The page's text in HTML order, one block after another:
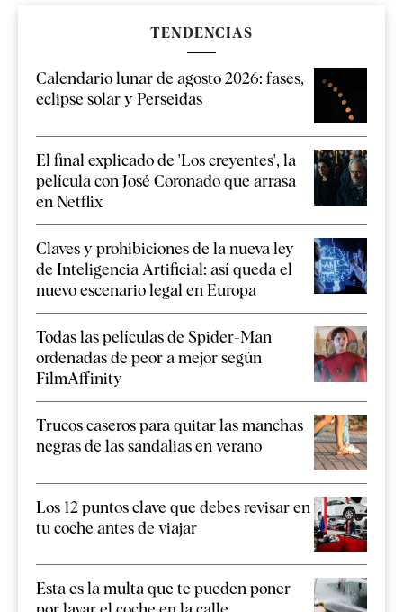
TENDENCIAS
Calendario lunar de agosto 2026: fases,
eclipse solar y Perseidas
El final explicado de 'Los creyentes', la
película con José Coronado que arrasa
en Netflix
Claves y prohibiciones de la nueva ley
de Inteligencia Artificial: así queda el
nuevo escenario legal en Europa
Todas las películas de Spider-Man
ordenadas de peor a mejor según
FilmAffinity
Trucos caseros para quitar las manchas
negras de las sandalias en verano
Los 12 puntos clave que debes revisar en
tu coche antes de viajar
Esta es la multa que te pueden poner